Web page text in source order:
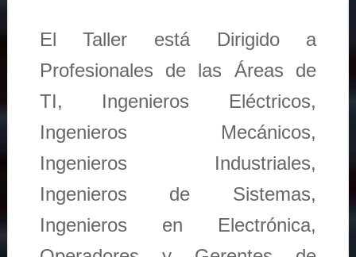
El Taller está Dirigido a
Profesionales de las Áreas de
TI, Ingenieros Eléctricos,
Ingenieros Mecánicos,
Ingenieros Industriales,
Ingenieros de Sistemas,
Ingenieros en Electrónica,